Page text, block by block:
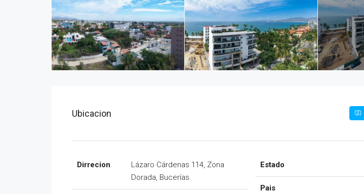
Ubicacion
Dirrecion
Lázaro Cárdenas 114, Zona
Dorada, Bucerías.
Estado
Pais